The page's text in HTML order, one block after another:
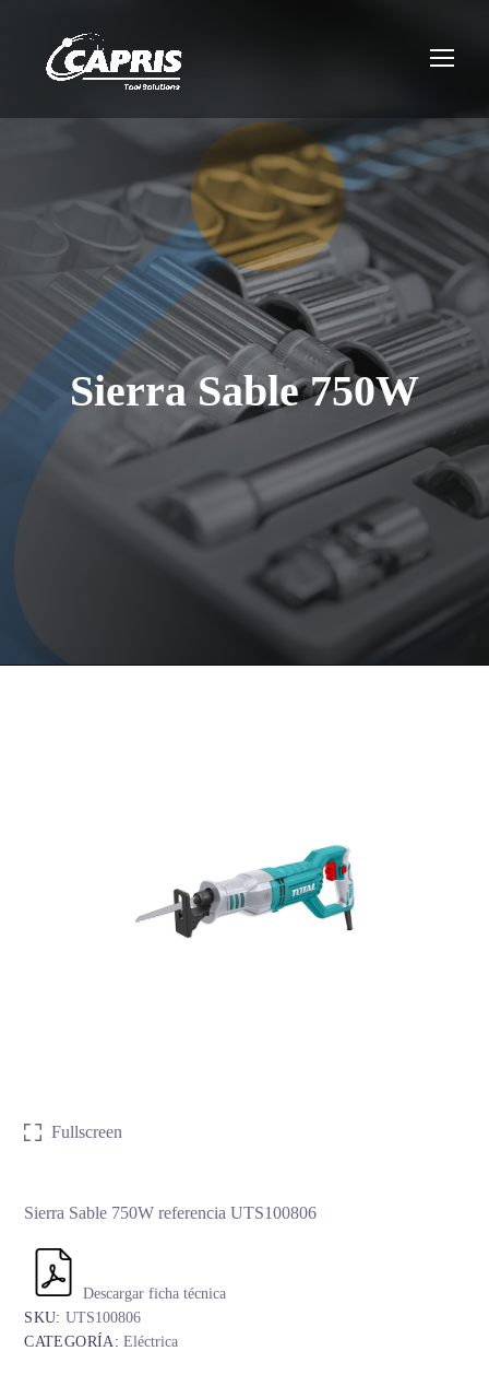
Sierra Sable 750W
Fullscreen
Sierra Sable 750W referencia UTS100806
Descargar ficha técnica
SKU:UTS100806
CATEGORÍA:Eléctrica